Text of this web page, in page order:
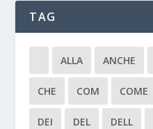
TAG
ALLA ANCHE
CHE COM COME
DEI DEL DELL